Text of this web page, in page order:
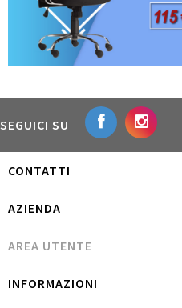
SEGUICI SU
CONTATTI
AZIENDA
AREA UTENTE
INFORMAZIONI